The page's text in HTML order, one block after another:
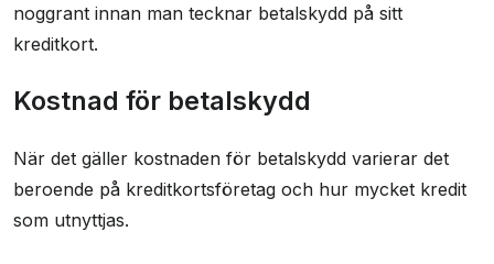
noggrant innan man tecknar betalskydd på sitt
kreditkort.
Kostnad för betalskydd
När det gäller kostnaden för betalskydd varierar det
beroende på kreditkortsföretag och hur mycket kredit
som utnyttjas.